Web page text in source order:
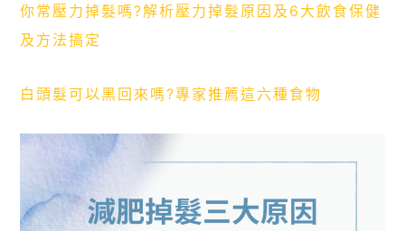
你常壓力掉髮嗎?解析壓力掉髮原因及6大飲食保健
及方法搞定
白頭髮可以黑回來嗎?專家推薦這六種食物